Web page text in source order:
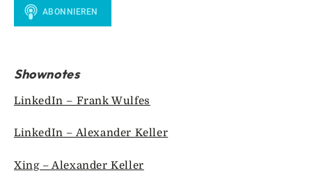
Shownotes
LinkedIn – Frank Wulfes
LinkedIn – Alexander Keller
Xing – Alexander Keller